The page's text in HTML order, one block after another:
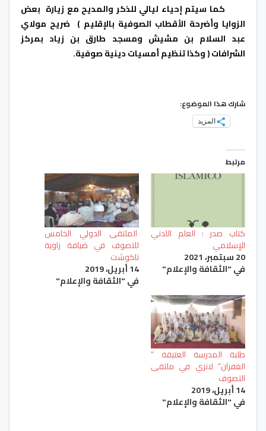
كما سيتم إحياء ليالي للذكر والمديح مع زيارة بعض
الزوايا وأضرحة الأقطاب الصوفية بالإقليم ) ضريح مولاي
عبد السلام بن مشيش ومسجد طارق بن زياد بمركز
الشرافات ( وكذا تنظيم أمسيات دينية صوفية.
شارك هذا الموضوع:
المزيد
مرتبط
كتاب صدر : العلم اللدني
الإسلامي
20 سبتمبر، 2021
في "الثقافة والإعلام"
الملتقى الدولي الخامس
للتصوف في ضيافة زاوية
تاكوشت
14 أبريل، 2019
في "الثقافة والإعلام"
طلبة المدرسة العتيقة ”
الغفران” لانزي في ملتقى
التصوف
14 أبريل، 2019
في "الثقافة والإعلام"